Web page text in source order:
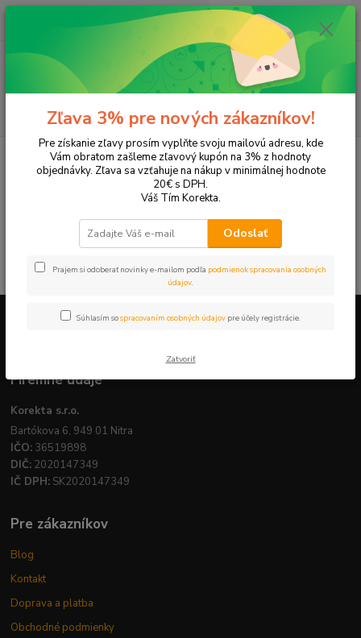
Hľadať
ks
za 0,00 EUR
Tonery a náplne do tlačiarní OKI OKI MC 562
V tejto kategórii nebol nájdený žiadny tovar.
Firemné údaje
Korekta s.r.o.
Bartókova 6, 949 01 Nitra
IČO: 36519898
DIČ: 2020147349
IČ DPH: SK2020147349
Pre zákazníkov
Blog
Kontakt
Doprava a platba
Obchodné podmienky
Zľava 3% pre nových zákazníkov!
Pre získanie zľavy prosím vyplňte svoju mailovú adresu, kde
Vám obratom zašleme zľavový kupón na 3% z hodnoty
objednávky. Zľava sa vzťahuje na nákup v minimálnej hodnote
20€ s DPH.
Váš Tím Korekta.
Odoslať
Prajem si odoberať novinky e-mailom podľa podmienok spracovania osobných
údajov.
Súhlasím sospracovaním osobných údajov pre účely registrácie.
Zatvoriť